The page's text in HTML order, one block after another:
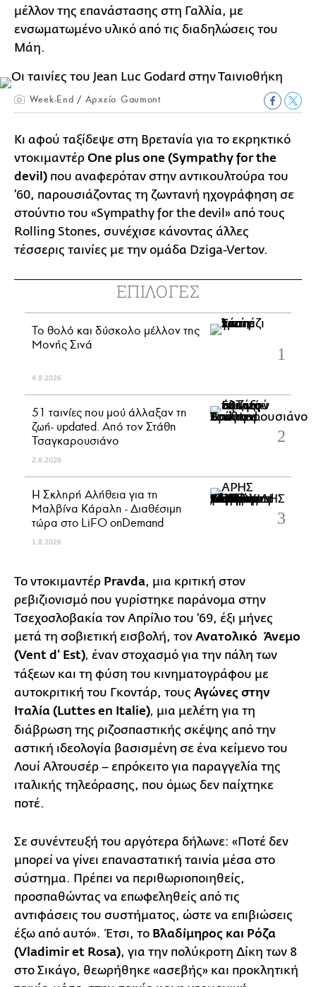
μέλλον της επανάστασης στη Γαλλία, με
ενσωματωμένο υλικό από τις διαδηλώσεις του
Μάη.
Week-End / Αρχείο Gaumont
Κι αφού ταξίδεψε στη Βρετανία για το εκρηκτικό
ντοκιμαντέρ One plus one (Sympathy for the
devil) που αναφερόταν στην αντικουλτούρα του
’60, παρουσιάζοντας τη ζωντανή ηχογράφηση σε
στούντιο του «Sympathy for the devil» από τους
Rolling Stones, συνέχισε κάνοντας άλλες
τέσσερις ταινίες με την ομάδα Dziga-Vertov.
ΕΠΙΛΟΓΕΣ
Το θολό και δύσκολο μέλλον της
Μονής Σινά
4.8.2026
51 ταινίες που μού άλλαξαν τη
ζωή- updated. Aπό τον Στάθη
Τσαγκαρουσιάνο
2.8.2026
Η Σκληρή Αλήθεια για τη
Μαλβίνα Κάραλη - Διαθέσιμη
τώρα στo LiFO onDemand
1.8.2026
Το ντοκιμαντέρ Pravda, μια κριτική στον
ρεβιζιονισμό που γυρίστηκε παράνομα στην
Τσεχοσλοβακία τον Απρίλιο του ’69, έξι μήνες
μετά τη σοβιετική εισβολή, τον Ανατολικό Άνεμο
(Vent d’ Εst), έναν στοχασμό για την πάλη των
τάξεων και τη φύση του κινηματογράφου με
αυτοκριτική του Γκοντάρ, τους Αγώνες στην
Ιταλία (Luttes en Italie), μια μελέτη για τη
διάβρωση της ριζοσπαστικής σκέψης από την
αστική ιδεολογία βασισμένη σε ένα κείμενο του
Λουί Αλτουσέρ – επρόκειτο για παραγγελία της
ιταλικής τηλεόρασης, που όμως δεν παίχτηκε
ποτέ.
Σε συνέντευξή του αργότερα δήλωνε: «Ποτέ δεν
μπορεί να γίνει επαναστατική ταινία μέσα στο
σύστημα. Πρέπει να περιθωριοποιηθείς,
προσπαθώντας να επωφεληθείς από τις
αντιφάσεις του συστήματος, ώστε να επιβιώσεις
έξω από αυτό». Έτσι, το Βλαδίμηρος και Ρόζα
(Vladimir et Rosa), για την πολύκροτη Δίκη των 8
στο Σικάγο, θεωρήθηκε «ασεβής» και προκλητική